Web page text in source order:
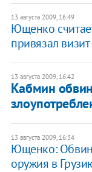
13 августа 2009, 16:49
Ющенко
привязал
13 августа 2009, 16:42
Кабмин
13 августа 2009, 16:34
Ющенко:
оружия в